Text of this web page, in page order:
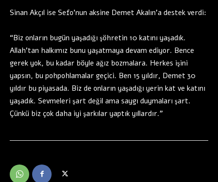
Sinan Akçıl ise Sefo’nun aksine Demet Akalın’a destek verdi:
“Biz onların bugün yaşadığı şöhretin 10 katını yaşadık.
Allah’tan halkımız bunu yaşatmaya devam ediyor. Bence
gerek yok, bu kadar böyle ağız bozmalara. Herkes işini
yapsın, bu pohpohlamalar geçici. Ben 15 yıldır, Demet 30
yıldır bu piyasada. Biz de onların yaşadığı yerin kat ve katını
yaşadık. Sevmeleri şart değil ama saygı duymaları şart.
Çünkü biz çok daha iyi şarkılar yaptık yıllardır.”